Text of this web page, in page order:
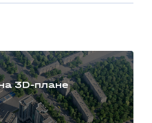
3D-плане